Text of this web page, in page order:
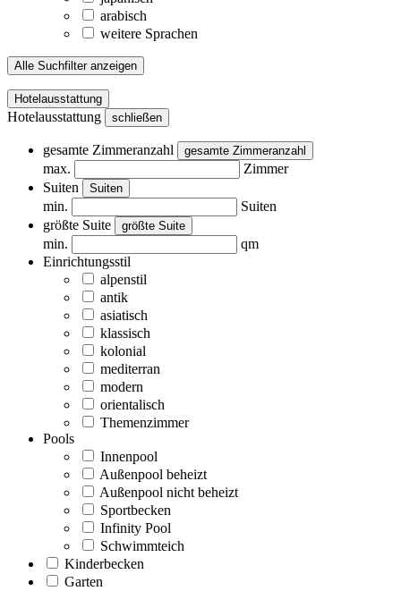
arabisch
weitere Sprachen
Alle Suchfilter anzeigen
Hotelausstattung
Hotelausstattung schließen
gesamte Zimmeranzahl gesamte Zimmeranzahl
max.
Zimmer
Suiten
Suiten
min.
Suiten
größte Suite
größte Suite
min.
qm
Einrichtungsstil
alpenstil
antik
asiatisch
klassisch
kolonial
mediterran
modern
orientalisch
Themenzimmer
Pools
Innenpool
Außenpool beheizt
Außenpool nicht beheizt
Sportbecken
Infinity Pool
Schwimmteich
Kinderbecken
Garten